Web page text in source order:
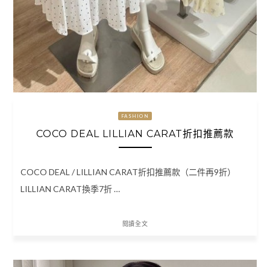
FASHION
COCO DEAL LILLIAN CARAT折扣推薦款
COCO DEAL / LILLIAN CARAT折扣推薦款（二件再9折）
LILLIAN CARAT換季7折 …
閱讀全文